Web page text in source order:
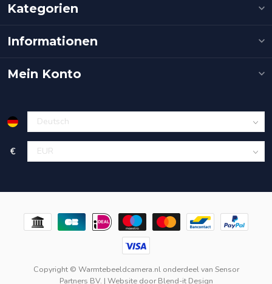
Kategorien
Informationen
Mein Konto
€
Copyright © Warmtebeeldcamera.nl onderdeel van Sensor
Partners BV. | Website doorBlend-it Design